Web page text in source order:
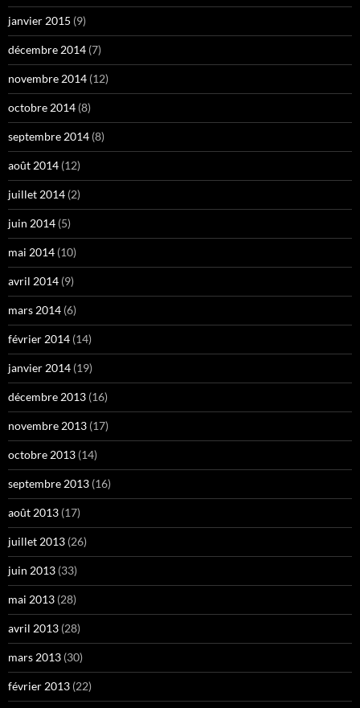
janvier 2015 (9)
décembre 2014 (7)
novembre 2014 (12)
octobre 2014 (8)
septembre 2014 (8)
août 2014 (12)
juillet 2014 (2)
juin 2014 (5)
mai 2014 (10)
avril 2014 (9)
mars 2014 (6)
février 2014 (14)
janvier 2014 (19)
décembre 2013 (16)
novembre 2013 (17)
octobre 2013 (14)
septembre 2013 (16)
août 2013 (17)
juillet 2013 (26)
juin 2013 (33)
mai 2013 (28)
avril 2013 (28)
mars 2013 (30)
février 2013 (22)